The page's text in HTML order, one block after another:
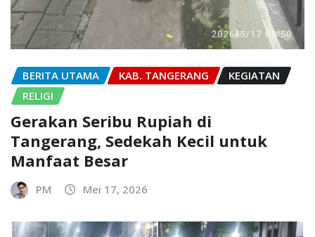
BERITA UTAMA KAB. TANGERANG
KEGIATAN
RELIGI
Gerakan Seribu Rupiah di
Tangerang, Sedekah Kecil untuk
Manfaat Besar
PM Mei 17, 2026